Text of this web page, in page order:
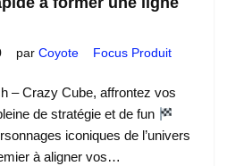
par Coyote Focus Produit
– Crazy Cube, affrontez vos
de stratégie et de fun
iconiques de l’univers
à aligner vos…